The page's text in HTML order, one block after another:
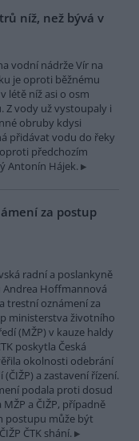
níž, než bývá v
vodní nádrže Vír na
je oproti běžnému
létě níž asi o osm
Z vody už vystoupaly i
obruby kdysi
přidávat vodu do řeky
předchozím
Antonín Hájek.
za postup
radní a poslankyně
Andrea Hoffmannová
trestní oznámení za
ministerstva životního
(MŽP) v kauze haldy
poskytla Česká
okolnosti odebrání
a zastavení řízení.
podala proti dosud
a ČIŽP, případně
postupu může být
ČTK shání.